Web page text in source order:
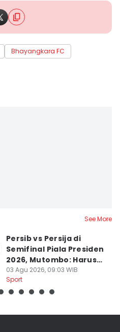
Bhayangkara FC
See More
Persib vs Persija di
Semifinal Piala Presiden
2026, Mutombo: Harus
Menang
03 Agu 2026, 09:03 WIB
Sport